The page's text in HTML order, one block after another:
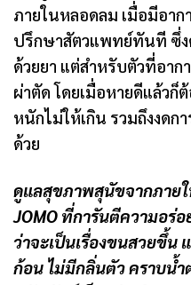
ภายในหลอดลม เมื่อมีอา
ปรึกษาสัตวแพทย์ทันที ซึ่
ด้วยยา แต่สำหรับตัวที่อาก
ผ่าตัด โดยเมื่อหายดีแล้ว
หนักไม่ให้เกิน รวมถึงงดก
ด้วย
ดูแลสุขภาพสุนัขจากภาย
JOMO ที่การันตีความอร่
ว่าจะเป็นเรื่องขนสวยขึ้น
ก้อน ไม่มีกลิ่นตัว คราบน้